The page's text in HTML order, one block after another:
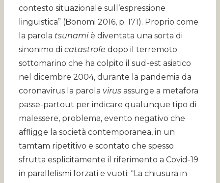
contesto situazionale sull’espressione
linguistica” (Bonomi 2016, p. 171). Proprio come
la parola tsunamiè diventata una sorta di
sinonimo di catastrofe dopo il terremoto
sottomarino che ha colpito il sud-est asiatico
nel dicembre 2004, durante la pandemia da
coronavirus la parola virus assurge a metafora
passe-partout per indicare qualunque tipo di
malessere, problema, evento negativo che
affligge la società contemporanea, in un
tamtam ripetitivo e scontato che spesso
sfrutta esplicitamente il riferimento a Covid-19
in parallelismi forzati e vuoti: “La chiusura in